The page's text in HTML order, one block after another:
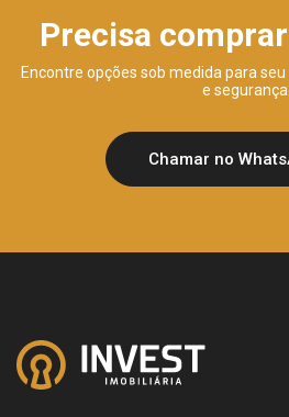
Precisa
Encontre opções sob medida para
e segurança.
Chamar no